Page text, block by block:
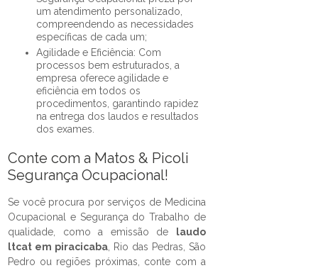
um atendimento personalizado,
compreendendo as necessidades
específicas de cada um;
Agilidade e Eficiência: Com
processos bem estruturados, a
empresa oferece agilidade e
eficiência em todos os
procedimentos, garantindo rapidez
na entrega dos laudos e resultados
dos exames.
Conte com a Matos & Picoli
Segurança Ocupacional!
Se você procura por serviços de Medicina
Ocupacional e Segurança do Trabalho de
qualidade, como a emissão de
laudo
ltcat em piracicaba , Rio das Pedras, São
Pedro ou regiões próximas, conte com a